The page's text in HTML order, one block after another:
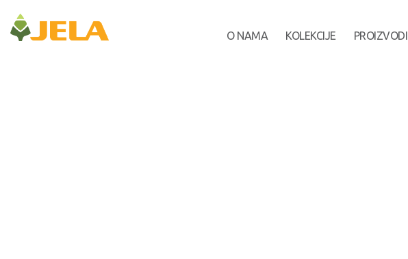
O NAMA KOLEKCIJE PROIZVODI